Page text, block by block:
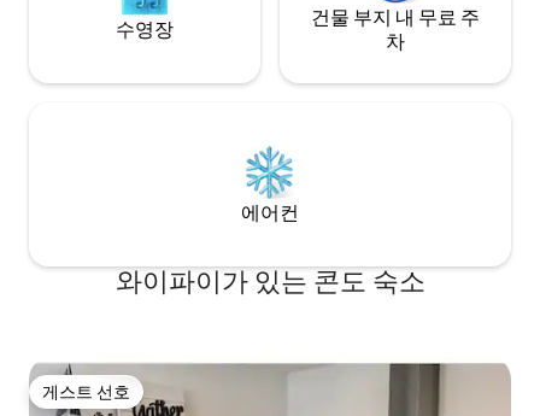
수영장
건물 부지 내 무료 주
차
에어컨
와이파이가 있는 콘도 숙소
게스트 선호
게스트 선호